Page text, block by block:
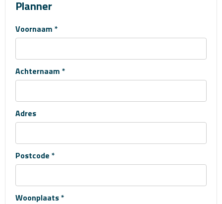
Planner
Voornaam *
Achternaam *
Adres
Postcode *
Woonplaats *